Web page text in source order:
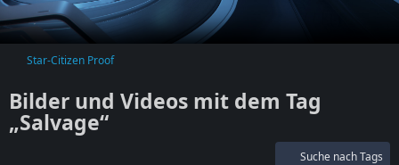
Star-Citizen Proof
Bilder und Videos mit dem Tag
„Salvage“
Suche nach Tags